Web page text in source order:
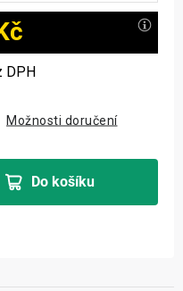
DPH
Možnosti doručení
Do košíku